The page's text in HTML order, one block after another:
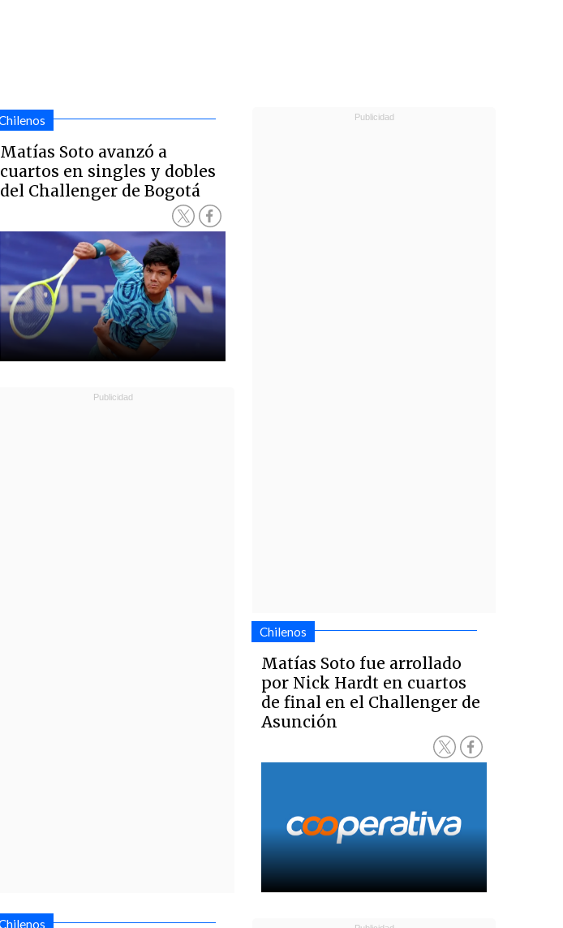
Matías Soto avanzó a
cuartos en singles y dobles
del Challenger de Bogotá
Chilenos
Matías Soto fue arrollado
por Nick Hardt en cuartos
de final en el Challenger de
Asunción